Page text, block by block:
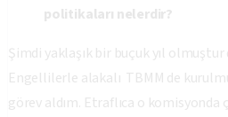
politikaları nelerdir?
Şimdi yaklaşık bir buçuk yıl olmuştur
Engellilerle alakalı TBMM de
görev aldım. Etraflıca o